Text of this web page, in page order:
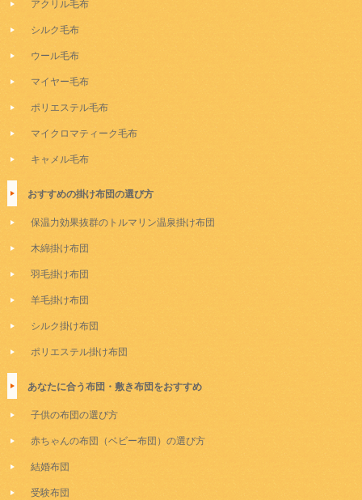
アクリル毛布
シルク毛布
ウール毛布
マイヤー毛布
ポリエステル毛布
マイクロマティーク毛布
キャメル毛布
おすすめの掛け布団の選び方
保温力効果抜群のトルマリン温泉掛け布団
木綿掛け布団
羽毛掛け布団
羊毛掛け布団
シルク掛け布団
ポリエステル掛け布団
あなたに合う布団・敷き布団をおすすめ
子供の布団の選び方
赤ちゃんの布団（ベビー布団）の選び方
結婚布団
受験布団